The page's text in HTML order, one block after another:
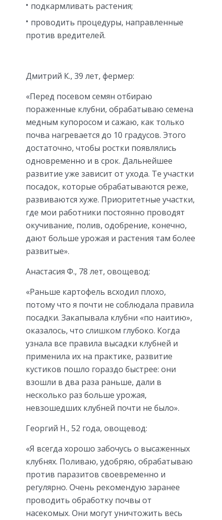
подкармливать растения;
проводить процедуры, направленные
против вредителей.
Дмитрий К., 39 лет, фермер:
«Перед посевом семян отбираю
пораженные клубни, обрабатываю семена
медным купоросом и сажаю, как только
почва нагревается до 10 градусов. Этого
достаточно, чтобы ростки появлялись
одновременно и в срок. Дальнейшее
развитие уже зависит от ухода. Те участки
посадок, которые обрабатываются реже,
развиваются хуже. Приоритетные участки,
где мои работники постоянно проводят
окучивание, полив, одобрение, конечно,
дают больше урожая и растения там более
развитые».
Анастасия Ф., 78 лет, овощевод:
«Раньше картофель всходил плохо,
потому что я почти не соблюдала правила
посадки. Закапывала клубни «по наитию»,
оказалось, что слишком глубоко. Когда
узнала все правила высадки клубней и
применила их на практике, развитие
кустиков пошло гораздо быстрее: они
взошли в два раза раньше, дали в
несколько раз больше урожая,
невзошедших клубней почти не было».
Георгий Н., 52 года, овощевод:
«Я всегда хорошо забочусь о высаженных
клубнях. Поливаю, удобряю, обрабатываю
против паразитов своевременно и
регулярно. Очень рекомендую заранее
проводить обработку почвы от
насекомых. Они могут уничтожить весь